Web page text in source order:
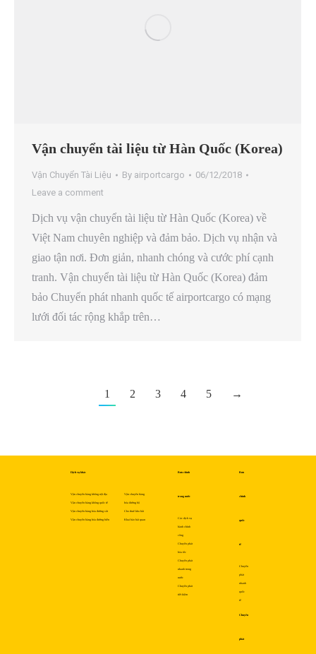
Vận chuyển tài liệu từ Hàn Quốc (Korea)
Vận Chuyển Tài Liệu By airportcargo
06/12/2018
Leave a comment
Dịch vụ vận chuyển tài liệu từ Hàn Quốc (Korea) về
Việt Nam chuyên nghiệp và đảm bảo. Dịch vụ nhận và
giao tận nơi. Đơn giản, nhanh chóng và cước phí cạnh
tranh. Vận chuyển tài liệu từ Hàn Quốc (Korea) đảm
bảo Chuyển phát nhanh quốc tế airportcargo có mạng
lưới đối tác rộng khắp trên…
1 2 3 4 5 →
Dịch vụ khác
Vận chuyển hàng không nội địa
Vận chuyển hàng không quốc tế
Vận chuyển hàng hóa đường sắt
Vận chuyển hàng hóa đường biển
Vận chuyển hàng
hóa đường bộ
Cho thuê kho bãi
Khai báo hải quan
Bưu chính
trong nước
Các dịch vụ
hành chính
công
Chuyển phát
hỏa tốc
Chuyển phát
nhanh trong
nước
Chuyển phát
tiết kiệm
Bưu
chính
quốc
tế
Chuyển
phát
nhanh
quốc
tế
Chuyển
phát